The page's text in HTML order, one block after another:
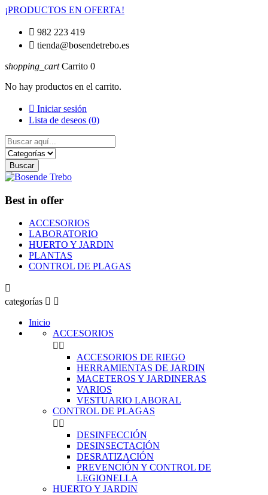
¡PRODUCTOS EN OFERTA!
 982 223 419
 tienda@bosendetrebo.es
shopping_cart Carrito 0
No hay productos en el carrito.
 Iniciar sesión
Lista de deseos (0)
Buscar
Best in offer
ACCESORIOS
LABORATORIO
HUERTO Y JARDIN
PLANTAS
CONTROL DE PLAGAS

categorías  
Inicio
ACCESORIOS
 
ACCESORIOS DE RIEGO
HERRAMIENTAS DE JARDIN
MACETEROS Y JARDINERAS
VARIOS
VESTUARIO LABORAL
CONTROL DE PLAGAS
 
DESINFECCIÓN
DESINSECTACIÓN
DESRATIZACIÓN
PREVENCIÓN Y CONTROL DE
LEGIONELLA
HUERTO Y JARDIN